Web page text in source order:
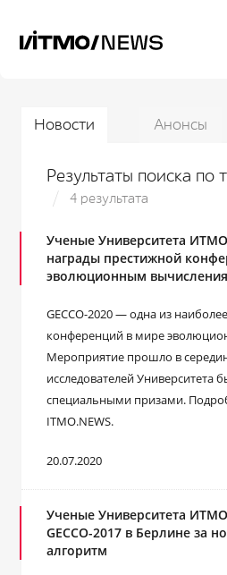
Новости Анонсы
Результаты поиска по
4 результата
Ученые Университета
награды престижной
эволюционным
GECCO-2020 ― одна из
конференций в мире
Мероприятие прошло в
исследователей Университета
специальными призами.
ITMO.NEWS.
20.07.2020
Ученые Университета
GECCO-2017 в Берлине за
алгоритм